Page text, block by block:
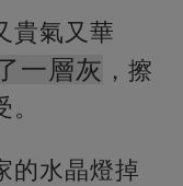
貴氣又華
一層灰 ，擦
的水晶燈掉